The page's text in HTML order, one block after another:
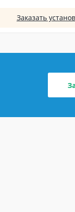
Заказать